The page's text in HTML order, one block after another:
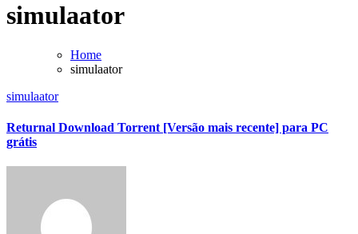
simulaator
Home
simulaator
simulaator
Returnal Download Torrent [Versão mais recente] para PC
grátis